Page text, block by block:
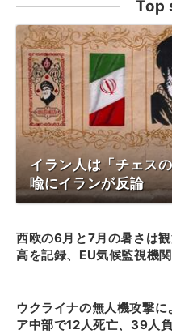
Top
イラン人は「チェス
喩にイランが反論
西欧の6月と7月の暑さは
高を記録、EU気候監視機関
ウクライナの無人機攻撃に
ア中部で12人死亡、39人